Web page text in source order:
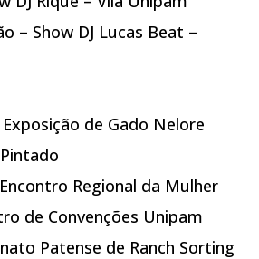
– Show DJ Lucas Beat –
de Gado Nelore
Regional da Mulher
de Convenções Unipam
Patense de Ranch Sorting